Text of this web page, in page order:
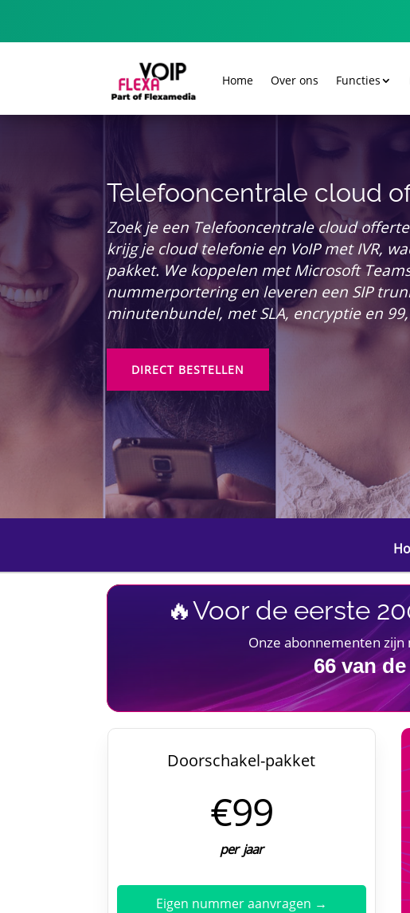
Home Over ons Functies
Telefooncentrale cloud
Zoek je een Telefooncentrale cloud
krijg je cloud telefonie en VoIP met IVR,
pakket. We koppelen met Microsoft
nummerportering en leveren een SIP
minutenbundel, met SLA, encryptie en
DIRECT BESTELLEN
🔥Voor de eerste
Onze abonnementen zijn
66van
Doorschakel-pakket
€99
per jaar
Eigen nummer aanvragen →